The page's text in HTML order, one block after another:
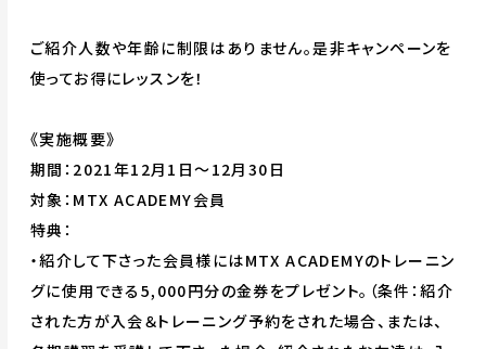
ご紹介人数や年齢に制限はありません。是非キャンペーンを
使ってお得にレッスンを！
《実施概要》
期間：2021年12月1日～12月30日
対象：MTX ACADEMY会員
特典：
・紹介して下さった会員様にはMTX ACADEMYのトレーニン
グに使用できる5,000円分の金券をプレゼント。（条件：紹介
された方が入会＆トレーニング予約をされた場合、または、